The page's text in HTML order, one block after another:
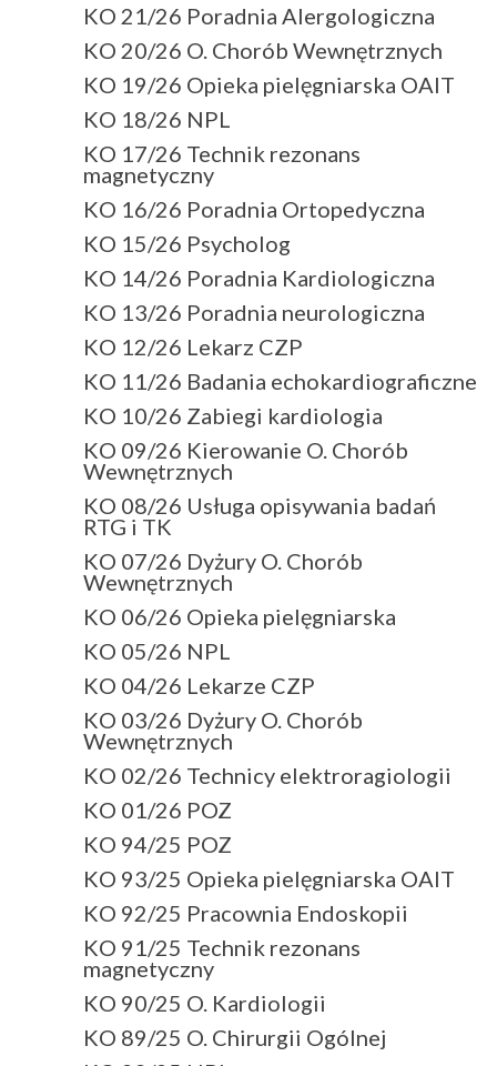
KO 21/26 Poradnia Alergologiczna
KO 20/26 O. Chorób Wewnętrznych
KO 19/26 Opieka pielęgniarska OAIT
KO 18/26 NPL
KO 17/26 Technik rezonans
magnetyczny
KO 16/26 Poradnia Ortopedyczna
KO 15/26 Psycholog
KO 14/26 Poradnia Kardiologiczna
KO 13/26 Poradnia neurologiczna
KO 12/26 Lekarz CZP
KO 11/26 Badania echokardiograficzne
KO 10/26 Zabiegi kardiologia
KO 09/26 Kierowanie O. Chorób
Wewnętrznych
KO 08/26 Usługa opisywania badań
RTG i TK
KO 07/26 Dyżury O. Chorób
Wewnętrznych
KO 06/26 Opieka pielęgniarska
KO 05/26 NPL
KO 04/26 Lekarze CZP
KO 03/26 Dyżury O. Chorób
Wewnętrznych
KO 02/26 Technicy elektroragiologii
KO 01/26 POZ
KO 94/25 POZ
KO 93/25 Opieka pielęgniarska OAIT
KO 92/25 Pracownia Endoskopii
KO 91/25 Technik rezonans
magnetyczny
KO 90/25 O. Kardiologii
KO 89/25 O. Chirurgii Ogólnej